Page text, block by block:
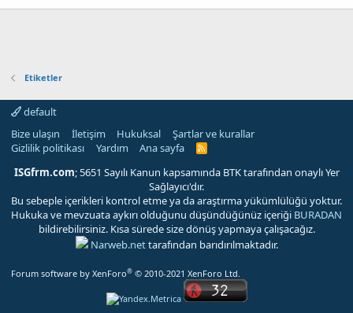
Etiketler
default
Bize ulaşın
İletişim Hukuksal
Şartlar ve kurallar
Gizlilik politikası
Yardım Ana sayfa
R
S
ISGfrm.com; 5651 Sayılı Kanun kapsamında BTK tarafından onaylı Yer
Sağlayıcı'dır.
Bu sebeple içerikleri kontrol etme ya da araştırma yükümlülüğü yoktur.
Hukuka ve mevzuata aykırı olduğunu düşündüğünüz içeriği BURADAN
bildirebilirsiniz. Kısa sürede size dönüş yapmaya çalışacağız.
Narweb.nettarafından barıdırılmaktadır.
Forum software by XenForo® © 2010-2021 XenForo Ltd.